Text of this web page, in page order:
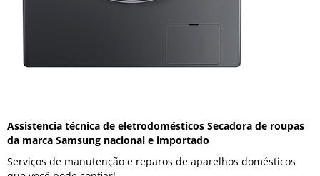
Assistencia técnica de eletrodomésticos Secadora de roupas
da marca Samsung nacional e importado
Serviços de manutenção e reparos de aparelhos domésticos